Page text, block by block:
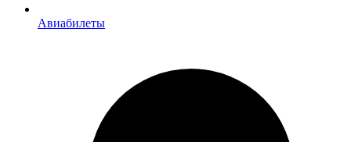
Авиабилеты